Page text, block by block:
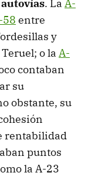
autovías. La A-
58 entre
y
o la A-
contaban
su
obstante, su
rentabilidad
puntos
la A-23